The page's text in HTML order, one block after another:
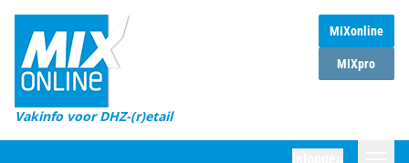
MIXonline
MIXpro
Vakinfo voor DHZ-(r)etail
Home
Magazines